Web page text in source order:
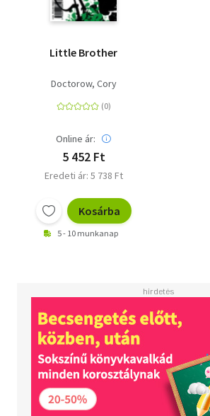
Little Brother
Doctorow, Cory
Online ár:
5 452 Ft
Eredeti ár: 5 738 Ft
Kosárba
5 - 10 munkanap